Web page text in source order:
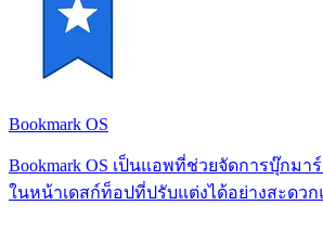
Bookmark OS
Bookmark OS เป็นแอพที่ช่วยจัดการบุ๊กมา
ในหน้าเดสก์ท็อปที่ปรับแต่งได้อย่างสะดว